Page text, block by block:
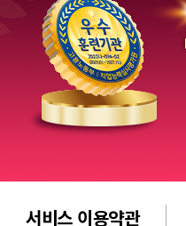
서비스 이용약관